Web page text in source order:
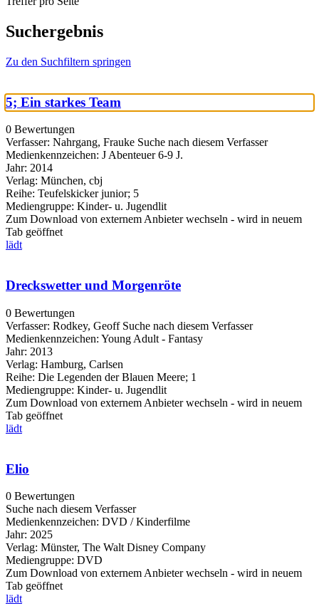
Suchergebnis
Zu den Suchfiltern springen
5; Ein starkes Team
0 Bewertungen
Verfasser: Nahrgang, Frauke Suche nach diesem Verfasser
Medienkennzeichen: J Abenteuer 6-9 J.
Jahr: 2014
Verlag: München, cbj
Reihe: Teufelskicker junior; 5
Mediengruppe: Kinder- u. Jugendlit
Zum Download von externem Anbieter wechseln - wird in neuem
Tab geöffnet
lädt
Dreckswetter und Morgenröte
0 Bewertungen
Verfasser: Rodkey, Geoff Suche nach diesem Verfasser
Medienkennzeichen: Young Adult - Fantasy
Jahr: 2013
Verlag: Hamburg, Carlsen
Reihe: Die Legenden der Blauen Meere; 1
Mediengruppe: Kinder- u. Jugendlit
Zum Download von externem Anbieter wechseln - wird in neuem
Tab geöffnet
lädt
Elio
0 Bewertungen
Suche nach diesem Verfasser
Medienkennzeichen: DVD / Kinderfilme
Jahr: 2025
Verlag: Münster, The Walt Disney Company
Mediengruppe: DVD
Zum Download von externem Anbieter wechseln - wird in neuem
Tab geöffnet
lädt